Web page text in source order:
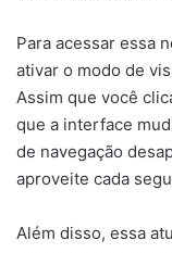
Para acessar essa
ativar o modo de
Assim que você
que a interface
de navegação
aproveite cada
Além disso, essa